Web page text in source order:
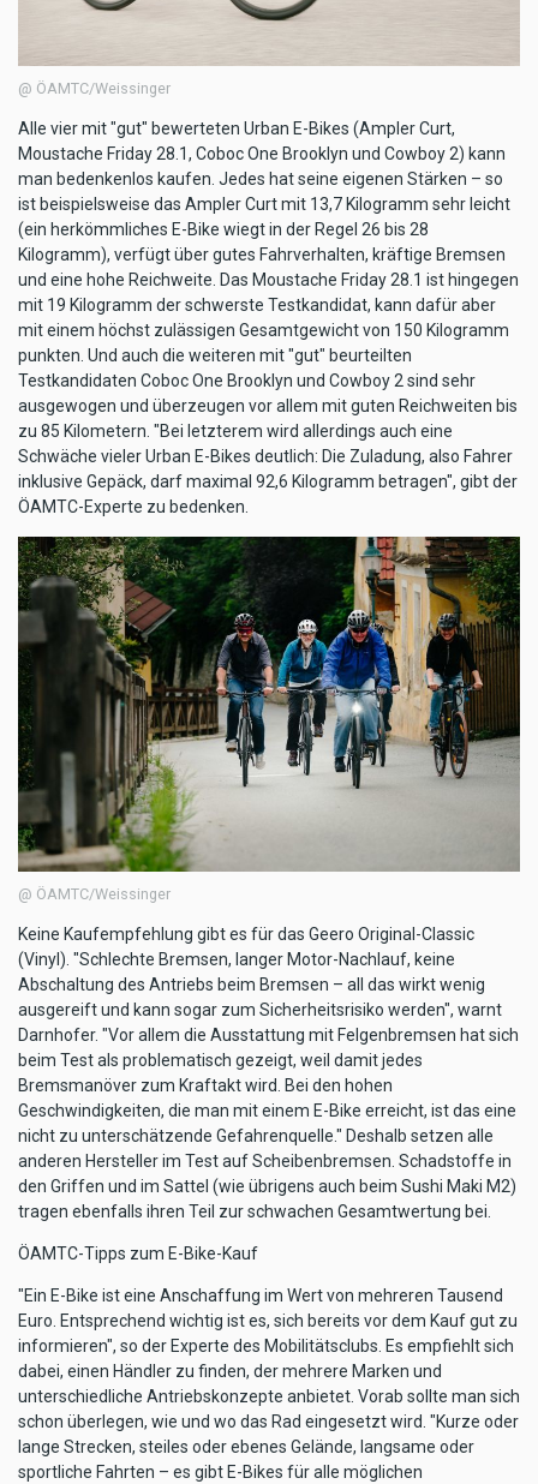
@ ÖAMTC/Weissinger
Alle vier mit "gut" bewerteten Urban E-Bikes (Ampler Curt,
Moustache Friday 28.1, Coboc One Brooklyn und Cowboy 2) kann
man bedenkenlos kaufen. Jedes hat seine eigenen Stärken – so
ist beispielsweise das Ampler Curt mit 13,7 Kilogramm sehr leicht
(ein herkömmliches E-Bike wiegt in der Regel 26 bis 28
Kilogramm), verfügt über gutes Fahrverhalten, kräftige Bremsen
und eine hohe Reichweite. Das Moustache Friday 28.1 ist hingegen
mit 19 Kilogramm der schwerste Testkandidat, kann dafür aber
mit einem höchst zulässigen Gesamtgewicht von 150 Kilogramm
punkten. Und auch die weiteren mit "gut" beurteilten
Testkandidaten Coboc One Brooklyn und Cowboy 2 sind sehr
ausgewogen und überzeugen vor allem mit guten Reichweiten bis
zu 85 Kilometern. "Bei letzterem wird allerdings auch eine
Schwäche vieler Urban E-Bikes deutlich: Die Zuladung, also Fahrer
inklusive Gepäck, darf maximal 92,6 Kilogramm betragen", gibt der
ÖAMTC-Experte zu bedenken.
@ ÖAMTC/Weissinger
Keine Kaufempfehlung gibt es für das Geero Original-Classic
(Vinyl). "Schlechte Bremsen, langer Motor-Nachlauf, keine
Abschaltung des Antriebs beim Bremsen – all das wirkt wenig
ausgereift und kann sogar zum Sicherheitsrisiko werden", warnt
Darnhofer. "Vor allem die Ausstattung mit Felgenbremsen hat sich
beim Test als problematisch gezeigt, weil damit jedes
Bremsmanöver zum Kraftakt wird. Bei den hohen
Geschwindigkeiten, die man mit einem E-Bike erreicht, ist das eine
nicht zu unterschätzende Gefahrenquelle." Deshalb setzen alle
anderen Hersteller im Test auf Scheibenbremsen. Schadstoffe in
den Griffen und im Sattel (wie übrigens auch beim Sushi Maki M2)
tragen ebenfalls ihren Teil zur schwachen Gesamtwertung bei.
ÖAMTC-Tipps zum E-Bike-Kauf
"Ein E-Bike ist eine Anschaffung im Wert von mehreren Tausend
Euro. Entsprechend wichtig ist es, sich bereits vor dem Kauf gut zu
informieren", so der Experte des Mobilitätsclubs. Es empfiehlt sich
dabei, einen Händler zu finden, der mehrere Marken und
unterschiedliche Antriebskonzepte anbietet. Vorab sollte man sich
schon überlegen, wie und wo das Rad eingesetzt wird. "Kurze oder
lange Strecken, steiles oder ebenes Gelände, langsame oder
sportliche Fahrten – es gibt E-Bikes für alle möglichen